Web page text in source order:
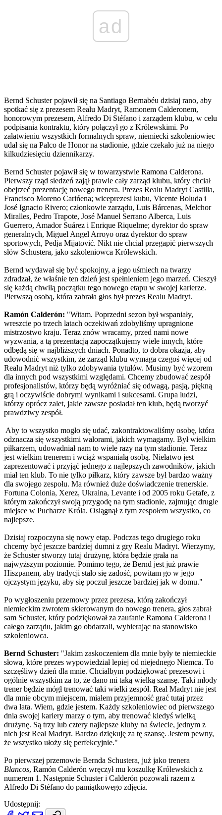
ad
Bernd Schuster pojawił się na Santiago Bernabéu dzisiaj rano, aby
spotkać się z prezesem Realu Madryt, Ramonem Calderonem,
honorowym prezesem, Alfredo Di Stéfano i zarządem klubu, w celu
podpisania kontraktu, który połączył go z Królewskimi. Po
załatwieniu wszystkich formalnych spraw, niemiecki szkoleniowiec
udał się na Palco de Honor na stadionie, gdzie czekało już na niego
kilkudziesięciu dziennikarzy.
Bernd Schuster pojawił się w towarzystwie Ramona Calderona.
Pierwszy rząd siedzeń zajął prawie cały zarząd klubu, który chciał
obejrzeć prezentację nowego trenera. Prezes Realu Madryt Castilla,
Francisco Moreno Carińena; wiceprezesi kubu, Vicente Boluda i
José Ignacio Rivero; członkowie zarządu, Luis Bárcenas, Melchor
Miralles, Pedro Trapote, José Manuel Serrano Alberca, Luis
Guerrero, Amador Suárez i Enrique Riquelme; dyrektor do spraw
generalnych, Miguel Angel Arroyo oraz dyrektor do spraw
sportowych, Pedja Mijatović. Nikt nie chciał przegapić pierwszych
słów Schustera, jako szkoleniowca Królewskich.
Bernd wydawał się być spokojny, a jego uśmiech na twarzy
zdradzał, że właśnie ten dzień jest spełnieniem jego marzeń. Cieszył
się każdą chwilą początku tego nowego etapu w swojej karierze.
Pierwszą osobą, która zabrała głos był prezes Realu Madryt.
Ramón Calderón: "Witam. Poprzedni sezon był wspaniały,
wreszcie po trzech latach oczekiwań zdobyliśmy upragnione
mistrzostwo kraju. Teraz znów wracamy, przed nami nowe
wyzwania, a tą prezentacją zapoczątkujemy wiele innych, które
odbędą się w najbliższych dniach. Ponadto, to dobra okazja, aby
udowodnić wszystkim, że zarząd klubu wymaga czegoś więcej od
Realu Madryt niż tylko zdobywania tytułów. Musimy być wzorem
dla innych pod wszystkimi względami. Chcemy zbudować zespół
profesjonalistów, którzy będą wyróżniać się odwagą, pasją, piękną
grą i oczywiście dobrymi wynikami i sukcesami. Grupa ludzi,
którzy oprócz zalet, jakie zawsze posiadał ten klub, będą tworzyć
prawdziwy zespół.
Aby to wszystko mogło się udać, zakontraktowaliśmy osobę, która
odznacza się wszystkimi walorami, jakich wymagamy. Był wielkim
piłkarzem, udowadniał nam to wiele razy na tym stadionie. Teraz
jest wielkim trenerem i wciąż wspaniałą osobą. Niełatwo jest
zaprezentować i przyjąć jednego z najlepszych zawodników, jakich
miał ten klub. To nie tylko piłkarz, który zawsze był bardzo ważny
dla swojego zespołu. Ma również duże doświadczenie trenerskie.
Fortuna Colonia, Xerez, Ukraina, Levante i od 2005 roku Getafe, z
którym zakończył swoją przygodę na tym stadionie, zajmując drugie
miejsce w Pucharze Króla. Osiągnął z tym zespołem wszystko, co
najlepsze.
Dzisiaj rozpoczyna się nowy etap. Podczas tego drugiego roku
chcemy być jeszcze bardziej dumni z gry Realu Madryt. Wierzymy,
że Schuster stworzy tutaj drużynę, która będzie grała na
najwyższym poziomie. Pomimo tego, że Bernd jest już prawie
Hiszpanem, aby tradycji stało się zadość, powitam go w jego
ojczystym języku, aby się poczuł jeszcze bardziej jak w domu."
Po wygłoszeniu przemowy przez prezesa, którą zakończył
niemieckim zwrotem skierowanym do nowego trenera, głos zabrał
sam Schuster, który podziękował za zaufanie Ramona Calderona i
całego zarządu, jakim go obdarzali, wybierając na stanowisko
szkoleniowca.
Bernd Schuster: "Jakim zaskoczeniem dla mnie były te niemieckie
słowa, które prezes wypowiedział lepiej od niejednego Niemca. To
szczęśliwy dzień dla mnie. Chciałbym podziękować prezesowi i
ogólnie wszystkim za to, że dano mi taką wielką szansę. Taki młody
trener będzie mógł trenować taki wielki zespół. Real Madryt nie jest
dla mnie obcym miejscem, miałem przyjemność grać tutaj przez
dwa lata. Wiem, gdzie jestem. Każdy szkoleniowiec od pierwszego
dnia swojej kariery marzy o tym, aby trenować kiedyś wielką
drużynę. Są trzy lub cztery najlepsze kluby na świecie, jednym z
nich jest Real Madryt. Bardzo dziękuję za tę szansę. Jestem pewny,
że wszystko ułoży się perfekcyjnie."
Po pierwszej przemowie Bernda Schustera, już jako trenera
Blancos, Ramón Calderón wręczył mu koszulkę Królewskich z
numerem 1. Następnie Schuster i Calderón pozowali razem z
Alfredo Di Stéfano do pamiątkowego zdjęcia.
Udostępnij: